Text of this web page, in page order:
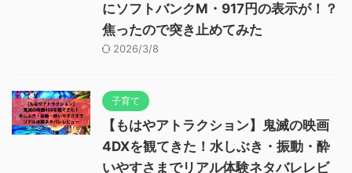
にソフトバンクM・917円の表示が！？
焦ったので突き止めてみた
2026/3/8
子育て
【もはやアトラクション】鬼滅の映画
4DXを観てきた！水しぶき・振動・酔
いやすさまでリアル体験ネタバレレビ